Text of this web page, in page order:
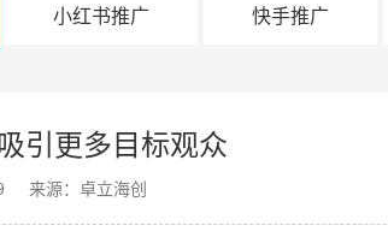
小红书推广 快手推广
引更多目标观众
来源：卓立海创